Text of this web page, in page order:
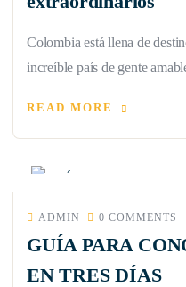
Colombia está llena de
increíble país de gente
READ MORE
ADMIN 0 COMMENTS
GUÍA PARA
EN TRES DÍAS